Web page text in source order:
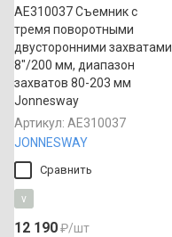
AE310037 Съемник с
тремя поворотными
двусторонними захватами
8"/200 мм, диапазон
захватов 80-203 мм
Jonnesway
Артикул: AE310037
JONNESWAY
Сравнить
v
12 190₽/шт